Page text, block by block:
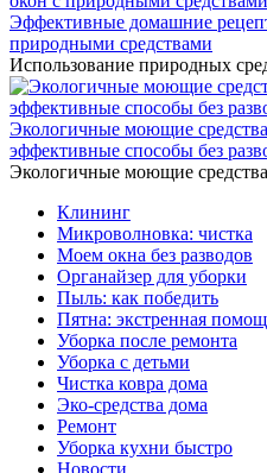
Эффективные домашние
природными средствами
Использование природных
Экологичные моющие
эффективные способы без
Экологичные моющие
Клининг
Микроволновка: чистка
Моем окна без разводов
Органайзер для уборки
Пыль: как победить
Пятна: экстренная
Уборка после ремонта
Уборка с детьми
Чистка ковра дома
Эко-средства дома
Ремонт
Уборка кухни быстро
Новости